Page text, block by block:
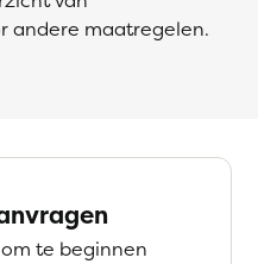
andere maatregelen.
te beginnen